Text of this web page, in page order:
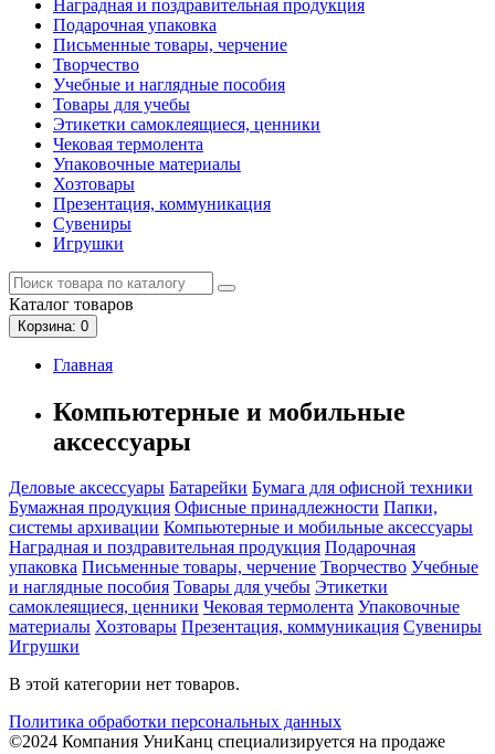
Наградная и поздравительная продукция
Подарочная упаковка
Письменные товары, черчение
Творчество
Учебные и наглядные пособия
Товары для учебы
Этикетки самоклеящиеся, ценники
Чековая термолента
Упаковочные материалы
Хозтовары
Презентация, коммуникация
Сувениры
Игрушки
Каталог товаров
Корзина: 0
Главная
Компьютерные и мобильные
аксессуары
Деловые аксессуары Батарейки Бумага для офисной техники
Бумажная продукция Офисные принадлежности Папки,
системы архивации Компьютерные и мобильные аксессуары
Наградная и поздравительная продукция Подарочная
упаковка Письменные товары, черчение Творчество Учебные
и наглядные пособия Товары для учебы Этикетки
самоклеящиеся, ценники Чековая термолента Упаковочные
материалы Хозтовары Презентация, коммуникация Сувениры
Игрушки
В этой категории нет товаров.
Политика обработки персональных данных
©2024 Компания УниКанц специализируется на продаже